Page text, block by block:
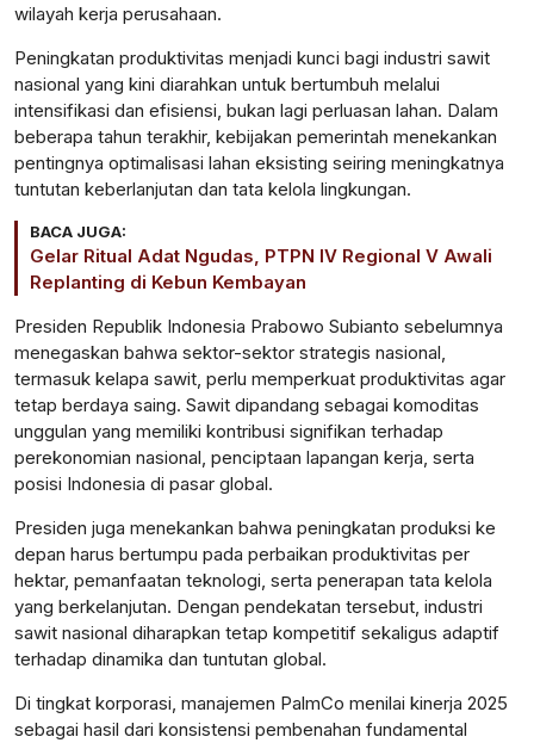
wilayah kerja perusahaan.
Peningkatan produktivitas menjadi kunci bagi industri sawit
nasional yang kini diarahkan untuk bertumbuh melalui
intensifikasi dan efisiensi, bukan lagi perluasan lahan. Dalam
beberapa tahun terakhir, kebijakan pemerintah menekankan
pentingnya optimalisasi lahan eksisting seiring meningkatnya
tuntutan keberlanjutan dan tata kelola lingkungan.
BACA JUGA:
Gelar Ritual Adat Ngudas, PTPN IV Regional V Awali
Replanting di Kebun Kembayan
Presiden Republik Indonesia Prabowo Subianto sebelumnya
menegaskan bahwa sektor-sektor strategis nasional,
termasuk kelapa sawit, perlu memperkuat produktivitas agar
tetap berdaya saing. Sawit dipandang sebagai komoditas
unggulan yang memiliki kontribusi signifikan terhadap
perekonomian nasional, penciptaan lapangan kerja, serta
posisi Indonesia di pasar global.
Presiden juga menekankan bahwa peningkatan produksi ke
depan harus bertumpu pada perbaikan produktivitas per
hektar, pemanfaatan teknologi, serta penerapan tata kelola
yang berkelanjutan. Dengan pendekatan tersebut, industri
sawit nasional diharapkan tetap kompetitif sekaligus adaptif
terhadap dinamika dan tuntutan global.
Di tingkat korporasi, manajemen PalmCo menilai kinerja 2025
sebagai hasil dari konsistensi pembenahan fundamental